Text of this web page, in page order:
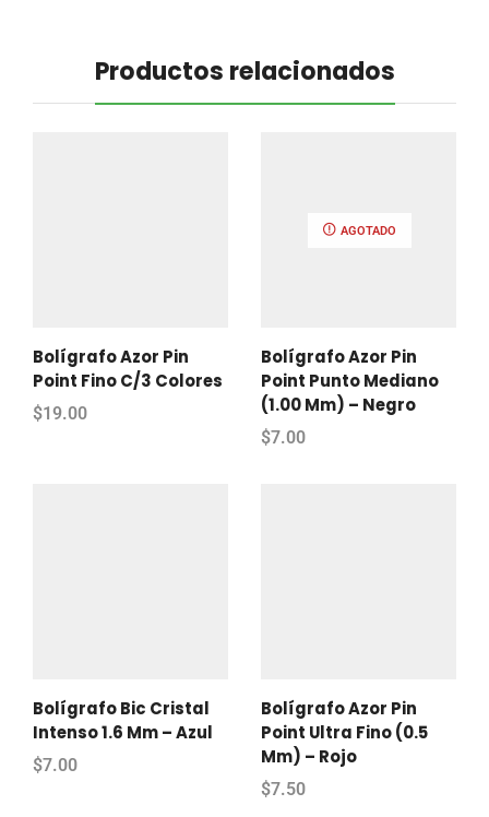
Productos relacionados
Bolígrafo Azor Pin
Point Fino C/3 Colores
$19.00
AGOTADO
Bolígrafo Azor Pin
Point Punto Mediano
(1.00 Mm) – Negro
$7.00
Bolígrafo Bic Cristal
Intenso 1.6 Mm – Azul
$7.00
Bolígrafo Azor Pin
Point Ultra Fino (0.5
Mm) – Rojo
$7.50